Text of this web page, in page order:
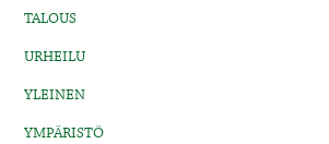
TALOUS
URHEILU
YLEINEN
YMPÄRISTÖ